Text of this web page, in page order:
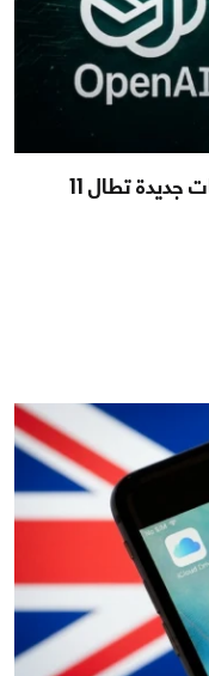
آبل تصعد حربها ضد OpenAI | اتهامات جديدة تطال 11